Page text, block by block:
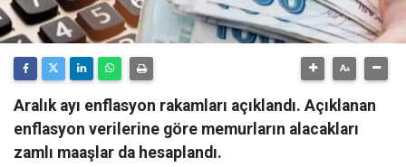
Aralık ayı enflasyon rakamları açıklandı. Açıklanan
enflasyon verilerine göre memurların alacakları
zamlı maaşlar da hesaplandı.